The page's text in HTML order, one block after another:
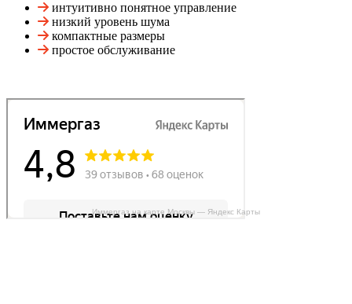
интуитивно понятное управление
низкий уровень шума
компактные размеры
простое обслуживание
Иммергаз на карте Москвы — Яндекс Карты